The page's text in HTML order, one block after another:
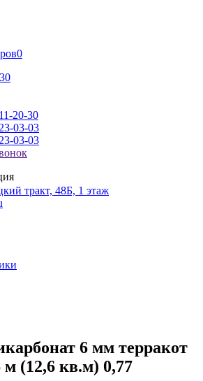
0
20-30
03-03
03-03
тракт, 48Б, 1 этаж
6 мм терракот
м (12,6 кв.м) 0,77